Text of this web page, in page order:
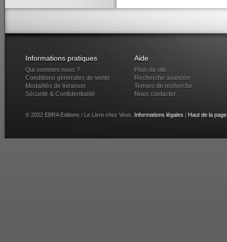
Informations pratiques
Qui sommes nous ?
Conditions générales de vente
Modalités de livraison
Sécurité & Confidentialité
Aide
Plan du site
Recherche avancée
Termes de recherche
Nous contacter
© 2022 EBRA Editions / Le Livre chez Vous. Informations légales Haut de la page